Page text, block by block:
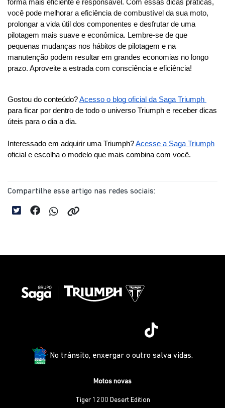
forma mais eficiente e responsável. Com essas dicas práticas,
você pode melhorar a eficiência de combustível da sua moto,
prolongar a vida útil dos componentes e desfrutar de uma
pilotagem mais suave e econômica. Lembre-se de que
pequenas mudanças nos hábitos de pilotagem e na
manutenção podem resultar em grandes economias no longo
prazo. Aproveite a estrada com consciência e eficiência!
Gostou do conteúdo?
para ficar por dentro de todo o universo Triumph e receber dicas
úteis para o dia a dia.
Interessado em adquirir uma Triumph? Acesse a Saga Triumph
oficial e escolha o modelo que mais combina com você.
Compartilhe esse artigo nas redes sociais:
No trânsito, enxergar o outro salva vidas.
Motos novas
Tiger 1200 Desert Edition